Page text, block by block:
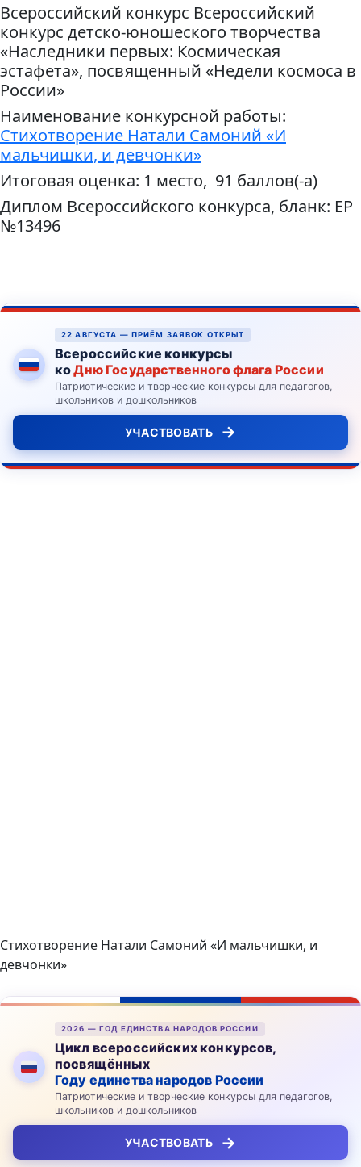
Всероссийский конкурс Всероссийский
конкурс детско-юношеского творчества
«Наследники первых: Космическая
эстафета», посвященный «Недели космоса в
России»
Наименование конкурсной работы:
Стихотворение Натали Самоний «И
мальчишки, и девчонки»
Итоговая оценка: 1 место, 91 баллов(-а)
Диплом Всероссийского конкурса, бланк: ЕР
№13496
22 АВГУСТА — ПРИЁМ ЗАЯВОК ОТКРЫТ
Всероссийские конкурсы
коДню Государственного флага России
Патриотические и творческие конкурсы для педагогов,
школьников и дошкольников
УЧАСТВОВАТЬ →
Стихотворение Натали Самоний «И мальчишки, и
девчонки»
2026 — ГОД ЕДИНСТВА НАРОДОВ РОССИИ
Цикл всероссийских конкурсов,
посвящённых
Году единства народов России
Патриотические и творческие конкурсы для педагогов,
школьников и дошкольников
УЧАСТВОВАТЬ →